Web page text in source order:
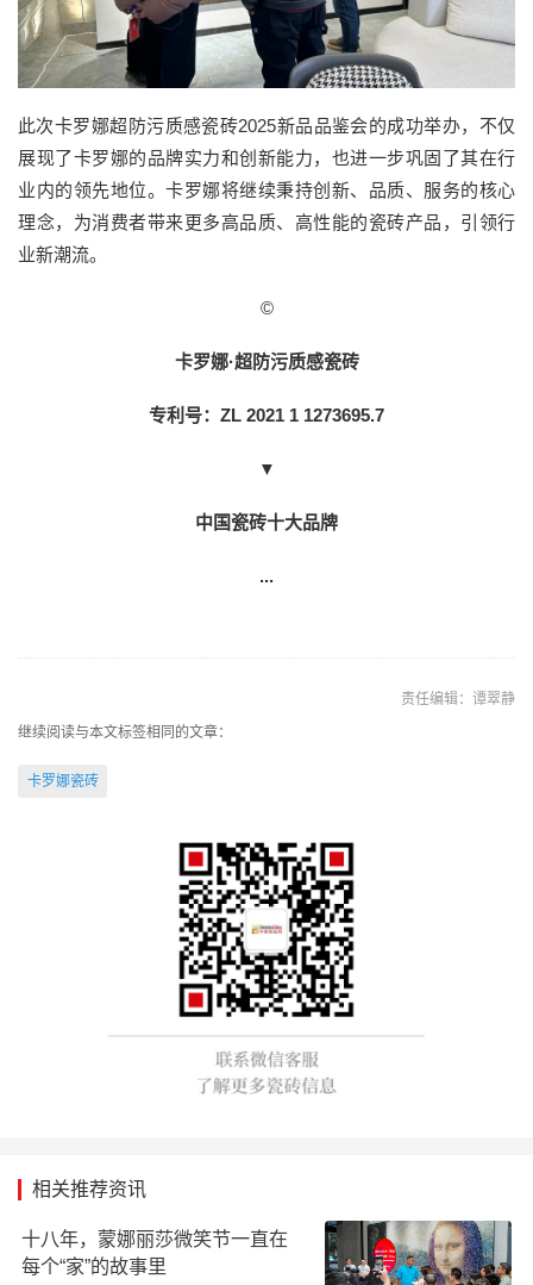
此次卡罗娜超防污质感瓷砖2025新品品鉴会的成功举办，不仅
展现了卡罗娜的品牌实力和创新能力，也进一步巩固了其在行
业内的领先地位。卡罗娜将继续秉持创新、品质、服务的核心
理念，为消费者带来更多高品质、高性能的瓷砖产品，引领行
业新潮流。
©
卡罗娜·超防污质感瓷砖
专利号：ZL 2021 1 1273695.7
▼
中国瓷砖十大品牌
...
责任编辑：谭翠静
继续阅读与本文标签相同的文章：
卡罗娜瓷砖
相关推荐资讯
十八年，蒙娜丽莎微笑节一直在
每个“家”的故事里